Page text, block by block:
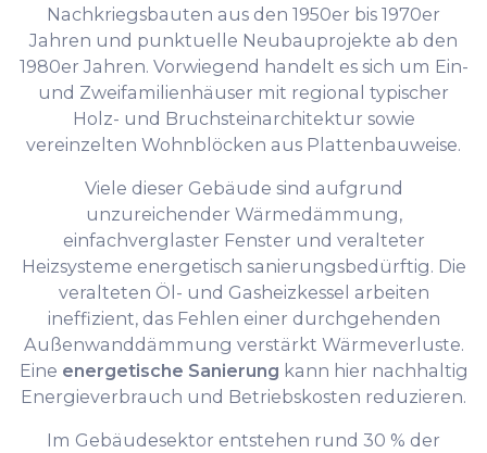
Nachkriegsbauten aus den 1950er bis 1970er
Jahren und punktuelle Neubauprojekte ab den
1980er Jahren. Vorwiegend handelt es sich um Ein-
und Zweifamilienhäuser mit regional typischer
Holz- und Bruchsteinarchitektur sowie
vereinzelten Wohnblöcken aus Plattenbauweise.
Viele dieser Gebäude sind aufgrund
unzureichender Wärmedämmung,
einfachverglaster Fenster und veralteter
Heizsysteme energetisch sanierungsbedürftig. Die
veralteten Öl- und Gasheizkessel arbeiten
ineffizient, das Fehlen einer durchgehenden
Außenwanddämmung verstärkt Wärmeverluste.
Eine energetische Sanierung kann hier nachhaltig
Energieverbrauch und Betriebskosten reduzieren.
Im Gebäudesektor entstehen rund 30 % der